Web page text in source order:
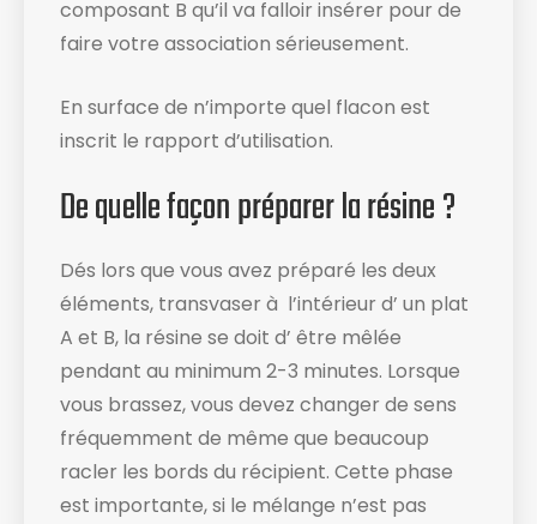
composant B qu’il va falloir insérer pour de
faire votre association sérieusement.
En surface de n’importe quel flacon est
inscrit le rapport d’utilisation​.
De quelle façon préparer la résine ?
Dés lors que vous avez préparé les deux
éléments, transvaser à l’intérieur d’ un plat
A et B, la résine se doit d’ être mêlée
pendant au minimum 2-3 minutes. Lorsque
vous brassez, vous devez changer de sens
fréquemment de même que beaucoup
racler les bords du récipient​. Cette phase
est importante, si le mélange n’est pas